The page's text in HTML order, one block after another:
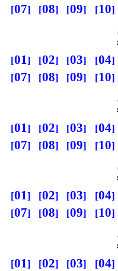
07
08 09 10
01 02 03 04
07
08 09 10
01 02 03 04
07
08 09 10
01 02 03 04
07
08 09 10
01 02 03 04